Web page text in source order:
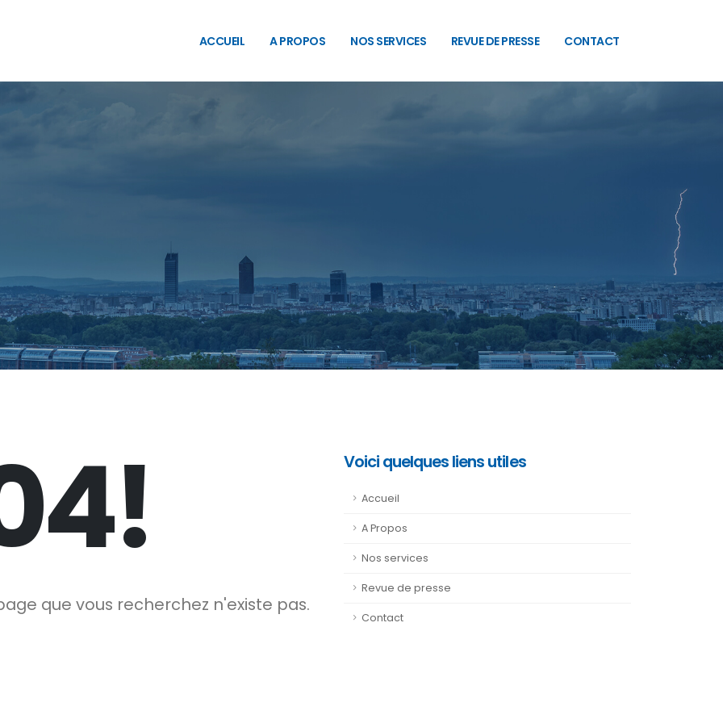
ACCUEIL A PROPOS NOS SERVICES REVUE DE PRESSE CONTACT
que vous recherchez n'existe pas.
Voici quelques liens utiles
Accueil
A Propos
Nos services
Revue de presse
Contact